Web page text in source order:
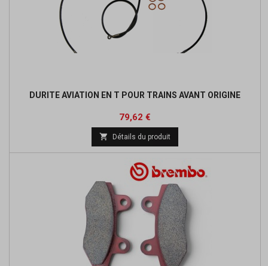
DURITE AVIATION EN T POUR TRAINS AVANT ORIGINE
Prix
79,62 €
base
 Détails du produit